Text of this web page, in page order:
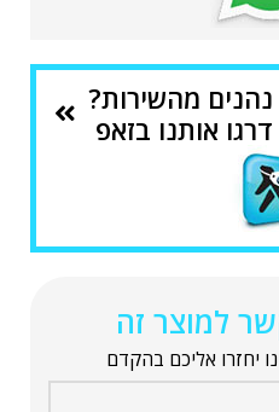
נהנים מהשירות?
דרגו אותנו בזאפ
למוצר זה
יחזרו אליכם בהקדם